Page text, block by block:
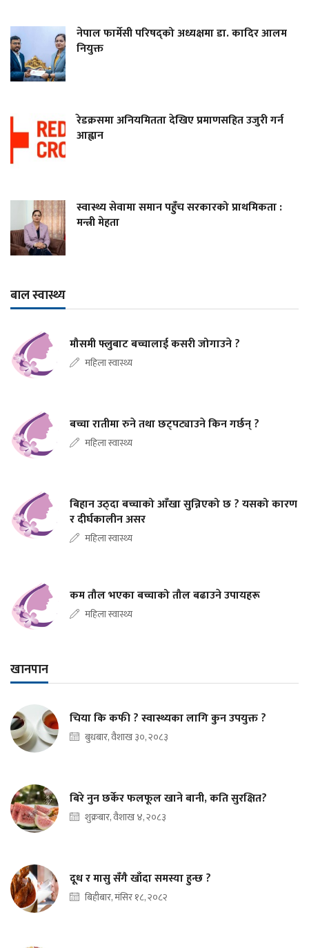
नेपाल फार्मेसी परिषद्को अध्यक्षमा डा. कादिर आलम
नियुक्त
रेडक्रसमा अनियमितता देखिए प्रमाणसहित उजुरी गर्न
आह्वान
स्वास्थ्य सेवामा समान पहुँच सरकारको प्राथमिकता :
मन्त्री मेहता
बाल स्वास्थ्य
मौसमी फ्लुबाट बच्चालाई कसरी जोगाउने ?
महिला स्वास्थ्य
बच्चा रातीमा रुने तथा छट्पट्याउने किन गर्छन् ?
महिला स्वास्थ्य
बिहान उठ्दा बच्चाको आँखा सुन्निएको छ ? यसको कारण
र दीर्घकालीन असर
महिला स्वास्थ्य
कम तौल भएका बच्चाको तौल बढाउने उपायहरू
महिला स्वास्थ्य
खानपान
चिया कि कफी ? स्वास्थ्यका लागि कुन उपयुक्त ?
बुधबार, वैशाख ३०, २०८३
बिरे नुन छर्केर फलफूल खाने बानी, कति सुरक्षित?
शुक्रबार, वैशाख ४, २०८३
दूध र मासु सँगै खाँदा समस्या हुन्छ ?
बिहीबार, मंसिर १८, २०८२